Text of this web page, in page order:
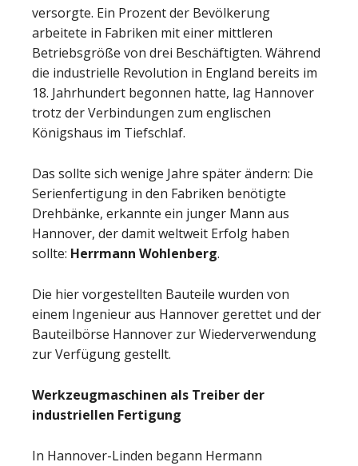
versorgte. Ein Prozent der Bevölkerung
arbeitete in Fabriken mit einer mittleren
Betriebsgröße von drei Beschäftigten. Während
die industrielle Revolution in England bereits im
18. Jahrhundert begonnen hatte, lag Hannover
trotz der Verbindungen zum englischen
Königshaus im Tiefschlaf.
Das sollte sich wenige Jahre später ändern: Die
Serienfertigung in den Fabriken benötigte
Drehbänke, erkannte ein junger Mann aus
Hannover, der damit weltweit Erfolg haben
sollte: Herrmann Wohlenberg.
Die hier vorgestellten Bauteile wurden von
einem Ingenieur aus Hannover gerettet und der
Bauteilbörse Hannover zur Wiederverwendung
zur Verfügung gestellt.
Werkzeugmaschinen als Treiber der
industriellen Fertigung
In Hannover-Linden begann Hermann